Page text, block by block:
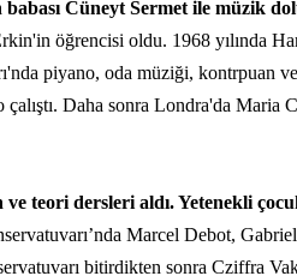
Cüneyt Sermet ile müzik
öğrencisi oldu. 1968 yılında
piyano, oda müziği, kontrpuan
Daha sonra Londra'da Maria
teori dersleri aldı. Yetenekli
Marcel Debot,
bitirdikten sonra Cziffra